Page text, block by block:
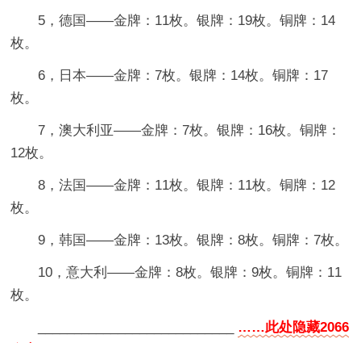
5，德国——金牌：11枚。银牌：19枚。铜牌：14
枚。
6，日本——金牌：7枚。银牌：14枚。铜牌：17
枚。
7，澳大利亚——金牌：7枚。银牌：16枚。铜牌：
12枚。
8，法国——金牌：11枚。银牌：11枚。铜牌：12
枚。
9，韩国——金牌：13枚。银牌：8枚。铜牌：7枚。
10，意大利——金牌：8枚。银牌：9枚。铜牌：11
枚。
……此处隐藏2066